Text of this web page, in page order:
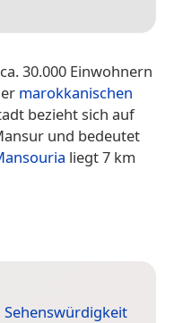
30.000 Einwohnern
marokkanischen
bezieht sich auf
und bedeutet
liegt 7 km
Sehenswürdigkeit